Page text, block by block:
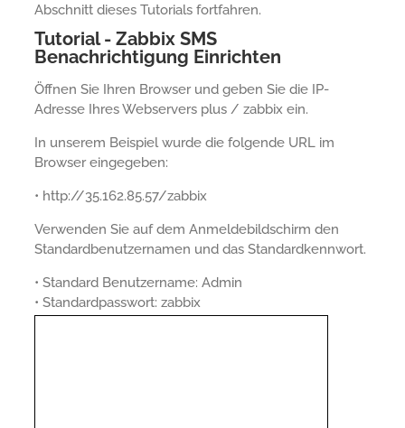
Abschnitt dieses Tutorials fortfahren.
Tutorial - Zabbix SMS
Benachrichtigung Einrichten
Öffnen Sie Ihren Browser und geben Sie die IP-
Adresse Ihres Webservers plus / zabbix ein.
In unserem Beispiel wurde die folgende URL im
Browser eingegeben:
• http://35.162.85.57/zabbix
Verwenden Sie auf dem Anmeldebildschirm den
Standardbenutzernamen und das Standardkennwort.
• Standard Benutzername: Admin
• Standardpasswort: zabbix